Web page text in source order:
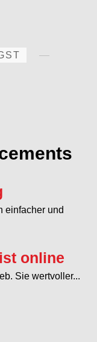
einfacher und
online
Sie wertvoller...